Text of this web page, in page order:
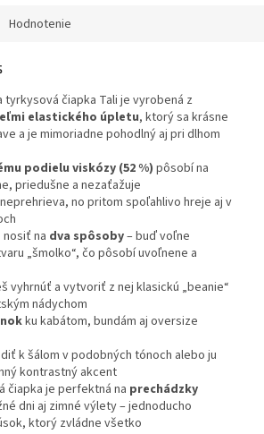
Hodnotenie
tyrkysová čiapka Tali je vyrobená z
elastického úpletu, ktorý sa krásne
a je mimoriadne pohodlný aj pri dlhom
podielu viskózy (52 %) pôsobí na
priedušne a nezaťažuje
no pritom spoľahlivo hreje aj v
na dva spôsoby– buď voľne
„šmolko“, čo pôsobí uvoľnene a
vyhrnúť a vytvoriť z nej klasickú „beanie“
nádychom
ku kabátom, bundám aj oversize
k šálom v podobných tónoch alebo ju
kontrastný akcent
čiapka je perfektná na prechádzky
dni aj zimné výlety – jednoducho
ktorý zvládne všetko